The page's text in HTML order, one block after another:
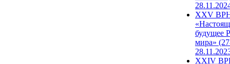
XXV
будущее
мира»
XXIV